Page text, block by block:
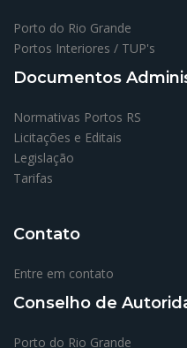
Porto do Rio Grande
Portos Interiores / TUP's
Documentos
Normativas Portos RS
Licitações e Editais
Legislação
Tarifas
Contato
Entre em contato
Conselho de
Porto do Rio Grande